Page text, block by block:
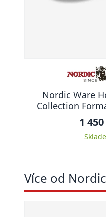
Nordic Ware
Collection
1
Více od